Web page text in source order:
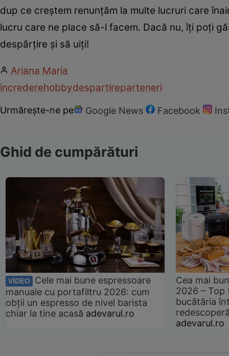
dup ce creştem renunţăm la multe lucruri care
lucru care ne place să-l facem. Dacă nu, îţi poţi
despărţire şi să uiţi!
Ariana Maria
increderehobbydespartireparteneri
Urmărește-ne pe Google News Facebook
Ghid de cumpărături
VIDEO
Cele mai bune espressoare
manuale cu portafiltru 2026: cum
obții un espresso de nivel barista
chiar la tine acasă adevarul.ro
Cea mai
2026 –
bucătăria
adevarul.ro